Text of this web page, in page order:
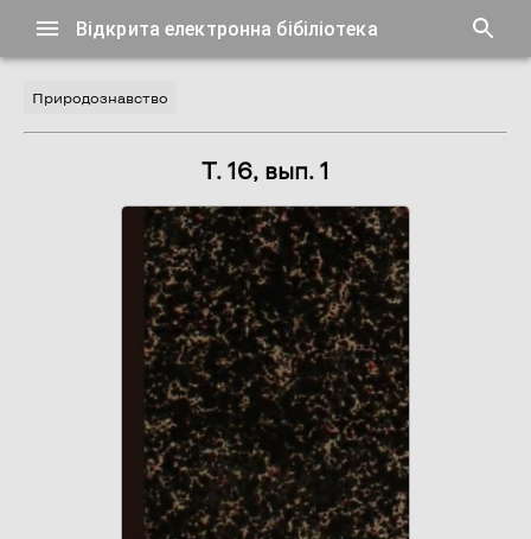
Відкрита електронна бібіліотека
Природознавство
Т. 16, вып. 1